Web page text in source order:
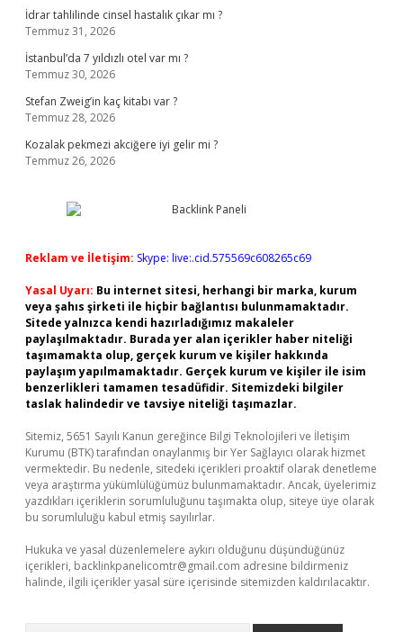
İdrar tahlilinde cinsel hastalık çıkar mı ?
Temmuz 31, 2026
İstanbul’da 7 yıldızlı otel var mı ?
Temmuz 30, 2026
Stefan Zweig’in kaç kitabı var ?
Temmuz 28, 2026
Kozalak pekmezi akciğere iyi gelir mi ?
Temmuz 26, 2026
Reklam ve İletişim: Skype: live:.cid.575569c608265c69
Yasal Uyarı: Bu internet sitesi, herhangi bir marka, kurum
veya şahıs şirketi ile hiçbir bağlantısı bulunmamaktadır.
Sitede yalnızca kendi hazırladığımız makaleler
paylaşılmaktadır. Burada yer alan içerikler haber niteliği
taşımamakta olup, gerçek kurum ve kişiler hakkında
paylaşım yapılmamaktadır. Gerçek kurum ve kişiler ile isim
benzerlikleri tamamen tesadüfidir. Sitemizdeki bilgiler
taslak halindedir ve tavsiye niteliği taşımazlar.
Sitemiz, 5651 Sayılı Kanun gereğince Bilgi Teknolojileri ve İletişim
Kurumu (BTK) tarafından onaylanmış bir Yer Sağlayıcı olarak hizmet
vermektedir. Bu nedenle, sitedeki içerikleri proaktif olarak denetleme
veya araştırma yükümlülüğümüz bulunmamaktadır. Ancak, üyelerimiz
yazdıkları içeriklerin sorumluluğunu taşımakta olup, siteye üye olarak
bu sorumluluğu kabul etmiş sayılırlar.
Hukuka ve yasal düzenlemelere aykırı olduğunu düşündüğünüz
içerikleri, backlinkpanelicomtr@gmail.com adresine bildirmeniz
halinde, ilgili içerikler yasal süre içerisinde sitemizden kaldırılacaktır.